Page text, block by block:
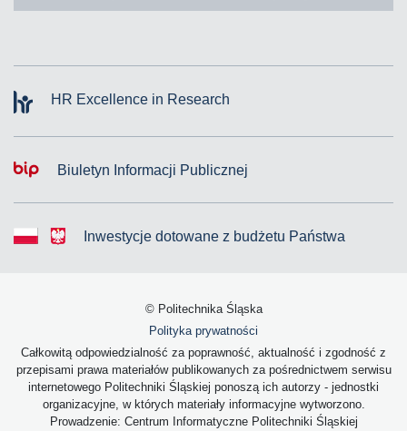
HR Excellence in Research
Biuletyn Informacji Publicznej
Inwestycje dotowane z budżetu Państwa
© Politechnika Śląska
Polityka prywatności
Całkowitą odpowiedzialność za poprawność, aktualność i zgodność z
przepisami prawa materiałów publikowanych za pośrednictwem serwisu
internetowego Politechniki Śląskiej ponoszą ich autorzy - jednostki
organizacyjne, w których materiały informacyjne wytworzono.
Prowadzenie: Centrum Informatyczne Politechniki Śląskiej